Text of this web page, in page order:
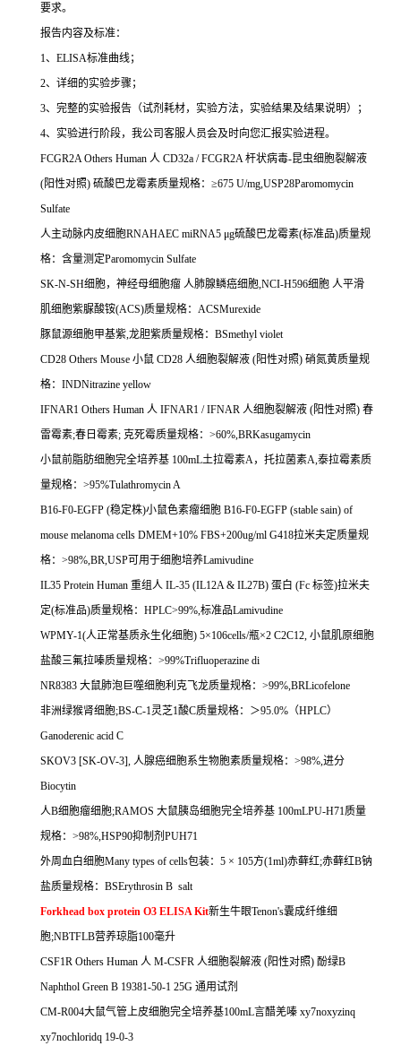
要求。
报告内容及标准：
1、 ELISA标准曲线；
2、详细的实验步骤；
3、完整的实验报告（试剂耗材，实验方法，实验结果及结果说明）；
4、实验进行阶段，我公司客服人员会及时向您汇报实验进程。
FCGR2A Others Human 人 CD32a / FCGR2A杆状病毒-昆虫细胞裂解液
(阳性对照) 硫酸巴龙霉素质量规格：≥675 U/mg,USP28Paromomycin
Sulfate
人主动脉内皮细胞RNAHAEC miRNA5 μg硫酸巴龙霉素(标准品)质量规
格：含量测定Paromomycin Sulfate
SK-N-SH细胞，神经母细胞瘤 人肺腺鳞癌细胞,NCI-H596细胞 人平滑
肌细胞紫脲酸铵(ACS)质量规格： ACSMurexide
豚鼠源细胞甲基紫,龙胆紫质量规格： BSmethyl violet
CD28 Others Mouse 小鼠 CD28 人细胞裂解液 (阳性对照) 硝氮黄质量规
格： INDNitrazine yellow
IFNAR1 Others Human 人 IFNAR1 / IFNAR 人细胞裂解液 (阳性对照) 春
雷霉素;春日霉素; 克死霉质量规格： >60%,BRKasugamycin
小鼠前脂肪细胞完全培养基 100mL土拉霉素A，托拉菌素A,泰拉霉素质
量规格： >95%Tulathromycin A
B16-F0-EGFP (稳定株)小鼠色素瘤细胞 B16-F0-EGFP (stable sain) of
mouse melanoma cells DMEM+10% FBS+200ug/ml G418拉米夫定质量规
格： >98%,BR,USP可用于细胞培养Lamivudine
IL35 Protein Human 重组人 IL-35 (IL12A & IL27B) 蛋白 (Fc 标签)拉米夫
定(标准品)质量规格： HPLC>99%,标准品Lamivudine
WPMY-1(人正常基质永生化细胞) 5×106cells/瓶×2 C2C12, 小鼠肌原细胞
盐酸三氟拉嗪质量规格： >99%Trifluoperazine di
NR8383 大鼠肺泡巨噬细胞利克飞龙质量规格： >99%,BRLicofelone
非洲绿猴肾细胞;BS-C-1灵芝1酸C质量规格：＞95.0% （HPLC）
Ganoderenic acid C
SKOV3 [SK-OV-3], 人腺癌细胞系生物胞素质量规格： >98%,进分
Biocytin
人B细胞瘤细胞;RAMOS 大鼠胰岛细胞完全培养基 100mLPU-H71质量
规格： >98%,HSP90抑制剂 PUH71
外周血白细胞Many types of cells包装： 5 × 105方(1ml)赤藓红;赤藓红B钠
盐质量规格： BSErythrosin B salt
Forkhead box protein O3 ELISA Kit新生牛眼Tenon's囊成纤维细
胞;NBTFLB营养琼脂100毫升
CSF1R Others Human 人 M-CSFR 人细胞裂解液 (阳性对照) 酚绿B
Naphthol Green B 19381-50-1 25G 通用试剂
CM-R004大鼠气管上皮细胞完全培养基100mL言醋羌嗪 xy7noxyzinq
xy7nochloridq 19-0-3